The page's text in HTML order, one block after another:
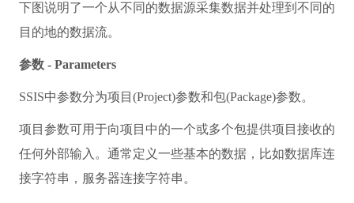
下图说明了一个从不同的数据源采集数据并处理到不同的
目的地的数据流。
参数 - Parameters
SSIS中参数分为项目(Project)参数和包(Package)参数。
项目参数可用于向项目中的一个或多个包提供项目接收的
任何外部输入。通常定义一些基本的数据，比如数据库连
接字符串，服务器连接字符串。